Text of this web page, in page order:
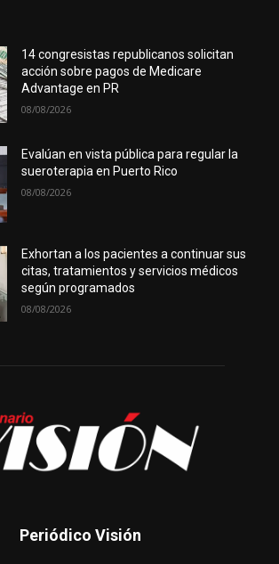
14 congresistas republicanos solicitan
acción sobre pagos de Medicare
Advantage en PR
08/08/2026
Evalúan en vista pública para regular la
sueroterapia en Puerto Rico
08/08/2026
Exhortan a los pacientes a continuar sus
citas, tratamientos y servicios médicos
según programados
08/08/2026
Periódico Visión